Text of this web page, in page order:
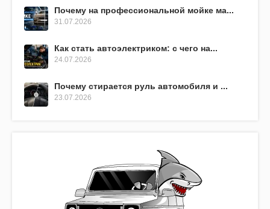
Почему на профессиональной мойке ма...
31.07.2026
Как стать автоэлектриком: с чего на...
24.07.2026
Почему стирается руль автомобиля и ...
23.07.2026